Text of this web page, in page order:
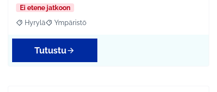
Ei etene jatkoon
Rajaa tulokset aihepiirin mukaan: Hyrylä
Hyrylä Rajaa tulokset teeman mukaan: Ympäristö
Ympäristö
Tutustu